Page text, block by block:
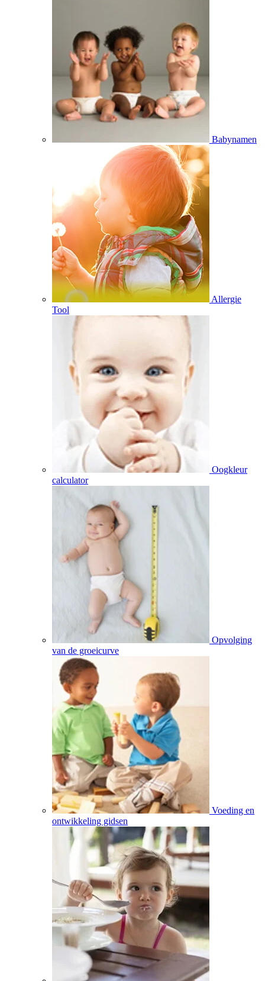
Babynamen
Allergie
Tool
Oogkleur
calculator
Opvolging
van de groeicurve
Voeding en
ontwikkeling gidsen